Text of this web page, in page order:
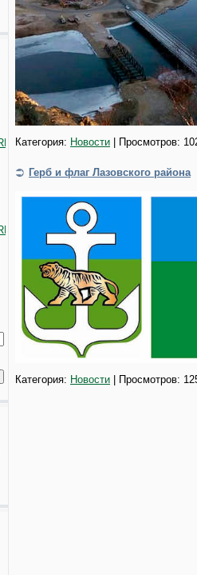
Категория: Новости | Просмотров:
Герб и флаг Лазовского района
Категория: Новости | Просмотров: